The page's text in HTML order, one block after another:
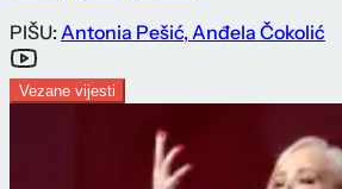
PIŠU: Antonia Pešić, Anđela Čokolić
Vezane vijesti